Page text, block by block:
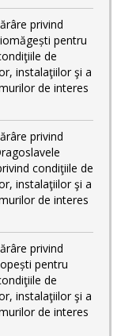
privind
pentru
de
instalaţiilor şi a
de interes
privind
condiţiile de
instalaţiilor şi a
de interes
privind
pentru
de
instalaţiilor şi a
de interes